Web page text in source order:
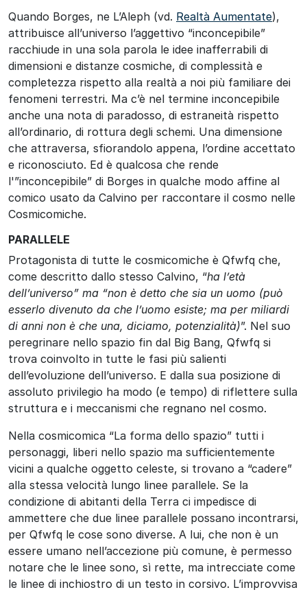
Quando Borges, ne L’Aleph (vd. Realtà Aumentate),
attribuisce all’universo l’aggettivo “inconcepibile”
racchiude in una sola parola le idee inafferrabili di
dimensioni e distanze cosmiche, di complessità e
completezza rispetto alla realtà a noi più familiare dei
fenomeni terrestri. Ma c’è nel termine inconcepibile
anche una nota di paradosso, di estraneità rispetto
all’ordinario, di rottura degli schemi. Una dimensione
che attraversa, sfiorandolo appena, l’ordine accettato
e riconosciuto. Ed è qualcosa che rende
l'”inconcepibile” di Borges in qualche modo affine al
comico usato da Calvino per raccontare il cosmo nelle
Cosmicomiche.
PARALLELE
Protagonista di tutte le cosmicomiche è Qfwfq che,
come descritto dallo stesso Calvino, “ha l’età
dell’universo” ma “non è detto che sia un uomo (può
esserlo divenuto da che l’uomo esiste; ma per miliardi
di anni non è che una, diciamo, potenzialità)”. Nel suo
peregrinare nello spazio fin dal Big Bang, Qfwfq si
trova coinvolto in tutte le fasi più salienti
dell’evoluzione dell’universo. E dalla sua posizione di
assoluto privilegio ha modo (e tempo) di riflettere sulla
struttura e i meccanismi che regnano nel cosmo.
Nella cosmicomica “La forma dello spazio” tutti i
personaggi, liberi nello spazio ma sufficientemente
vicini a qualche oggetto celeste, si trovano a “cadere”
alla stessa velocità lungo linee parallele. Se la
condizione di abitanti della Terra ci impedisce di
ammettere che due linee parallele possano incontrarsi,
per Qfwfq le cose sono diverse. A lui, che non è un
essere umano nell’accezione più comune, è permesso
notare che le linee sono, sì rette, ma intrecciate come
le linee di inchiostro di un testo in corsivo. L’improvvisa